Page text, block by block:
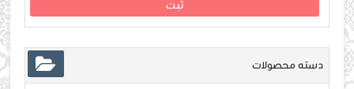
دسته محصولات